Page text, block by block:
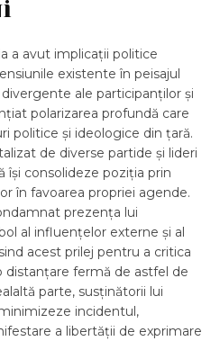
a avut implicații politice
existente în peisajul
ale participanților și
polarizarea profundă care
politice și ideologice din țară.
de diverse partide și lideri
își consolideze poziția prin
în favoarea propriei agende.
prezența lui
al influențelor externe și al
acest prilej pentru a critica
distanțare fermă de astfel de
parte, susținătorii lui
incidentul,
a libertății de exprimare